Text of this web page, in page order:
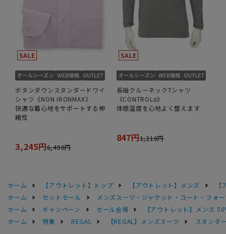
ボタンダウンスタンダードワイ
シャツ《NON IRONMAX》
快適な着心地をサポートする伸
縮性
3,245円6,490円
長袖クルーネックTシャツ
《CONTROLα》
体感温度を心地よく整えます
847円1,210円
ホーム 【アウトレット】トップ 【アウトレット】メンズ
ホーム
セットセール
メンズスーツ・ジャケット・コート・フォ
ホーム
キャンペーン セール会場
【アウトレット】メンズ
ホーム
特集 REGAL 【REGAL】メンズスーツ スタンダ